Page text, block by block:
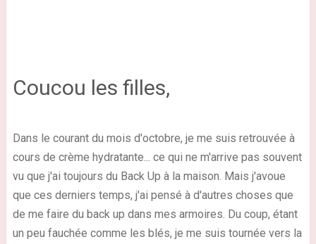
Coucou les filles,
Dans le courant du mois d'octobre, je me suis retrouvée à
cours de crème hydratante... ce qui ne m'arrive pas souvent
vu que j'ai toujours du Back Up à la maison. Mais j'avoue
que ces derniers temps, j'ai pensé à d'autres choses que
de me faire du back up dans mes armoires. Du coup, étant
un peu fauchée comme les blés, je me suis tournée vers la